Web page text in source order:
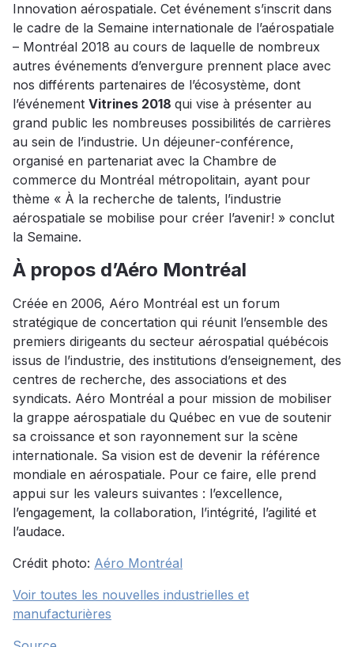
Innovation aérospatiale. Cet événement s’inscrit dans
le cadre de la Semaine internationale de l’aérospatiale
– Montréal 2018 au cours de laquelle de nombreux
autres événements d’envergure prennent place avec
nos différents partenaires de l’écosystème, dont
l’événement Vitrines 2018 qui vise à présenter au
grand public les nombreuses possibilités de carrières
au sein de l’industrie. Un déjeuner-conférence,
organisé en partenariat avec la Chambre de
commerce du Montréal métropolitain, ayant pour
thème « À la recherche de talents, l’industrie
aérospatiale se mobilise pour créer l’avenir! » conclut
la Semaine.
À propos d’Aéro Montréal
Créée en 2006, Aéro Montréal est un forum
stratégique de concertation qui réunit l’ensemble des
premiers dirigeants du secteur aérospatial québécois
issus de l’industrie, des institutions d’enseignement, des
centres de recherche, des associations et des
syndicats. Aéro Montréal a pour mission de mobiliser
la grappe aérospatiale du Québec en vue de soutenir
sa croissance et son rayonnement sur la scène
internationale. Sa vision est de devenir la référence
mondiale en aérospatiale. Pour ce faire, elle prend
appui sur les valeurs suivantes : l’excellence,
l’engagement, la collaboration, l’intégrité, l’agilité et
l’audace.
Crédit photo: Aéro Montréal
Voir toutes les nouvelles industrielles et
manufacturières